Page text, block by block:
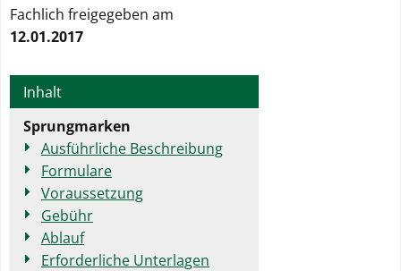
Fachlich freigegeben am
12.01.2017
Inhalt
Sprungmarken
Ausführliche Beschreibung
Formulare
Voraussetzung
Gebühr
Ablauf
Erforderliche Unterlagen